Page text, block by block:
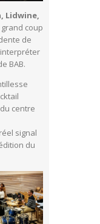
Lidwine,
coup
de
BAB.
centre
signal
du